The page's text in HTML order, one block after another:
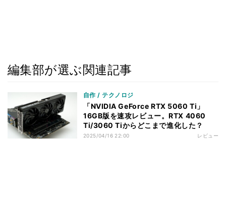
編集部が選ぶ関連記事
自作 / テクノロジ
「NVIDIA GeForce RTX 5060 Ti」
16GB版を速攻レビュー。RTX 4060
Ti/3060 Tiからどこまで進化した？
2025/04/16 22:00 レビュー